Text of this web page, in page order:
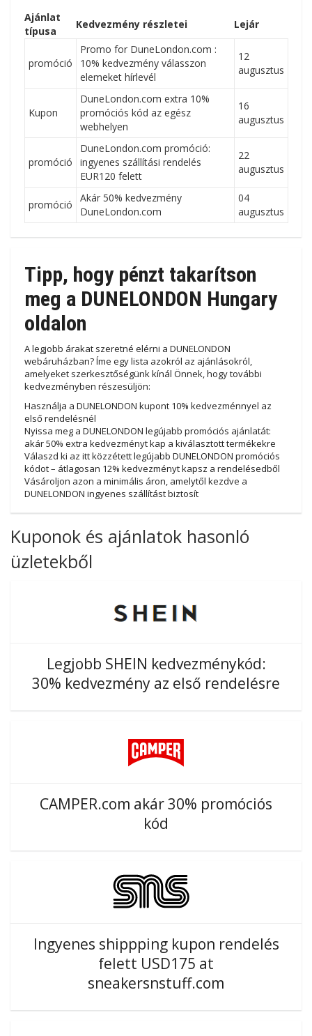
Ajánlat
típusa
Kedvezmény részletei Lejár
promóció
Promo for DuneLondon.com :
10% kedvezmény válasszon
elemeket hírlevél
12
augusztus
Kupon
DuneLondon.com extra 10%
promóciós kód az egész
webhelyen
16
augusztus
promóció
DuneLondon.com promóció:
ingyenes szállítási rendelés
EUR120 felett
22
augusztus
promóció
Akár 50% kedvezmény
DuneLondon.com
04
augusztus
Tipp, hogy pénzt takarítson
meg a DUNELONDON Hungary
oldalon
A legjobb árakat szeretné elérni a DUNELONDON
webáruházban? Íme egy lista azokról az ajánlásokról,
amelyeket szerkesztőségünk kínál Önnek, hogy további
kedvezményben részesüljön:
Használja a DUNELONDON kupont 10% kedvezménnyel az
első rendelésnél
Nyissa meg a DUNELONDON legújabb promóciós ajánlatát:
akár 50% extra kedvezményt kap a kiválasztott termékekre
Válaszd ki az itt közzétett legújabb DUNELONDON promóciós
kódot – átlagosan 12% kedvezményt kapsz a rendelésedből
Vásároljon azon a minimális áron, amelytől kezdve a
DUNELONDON ingyenes szállítást biztosít
Kuponok és ajánlatok hasonló
üzletekből
Legjobb SHEIN kedvezménykód:
30% kedvezmény az első rendelésre
CAMPER.com akár 30% promóciós
kód
Ingyenes shippping kupon rendelés
felett USD175 at
sneakersnstuff.com